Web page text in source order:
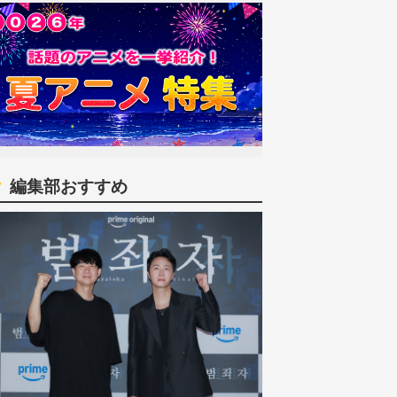
編集部おすすめ